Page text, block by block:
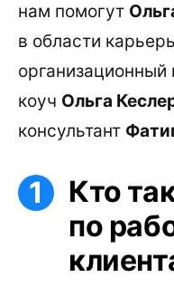
нам помогут
в области
организационный
коуч Ольга
консультант
Кто
по